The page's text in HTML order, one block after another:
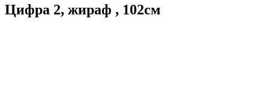
Цифра 2, жираф , 102см